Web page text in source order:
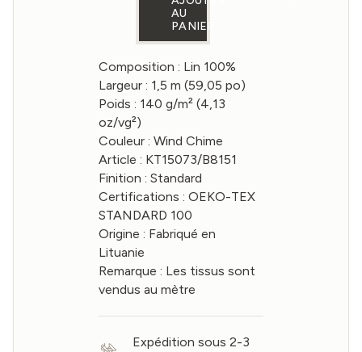
AU
PANIER
Composition : Lin 100%
Largeur : 1,5 m (59,05 po)
Poids : 140 g/m² (4,13
oz/vg²)
Couleur : Wind Chime
Article : KT15073/B8151
Finition : Standard
Certifications : OEKO-TEX
STANDARD 100
Origine : Fabriqué en
Lituanie
Remarque : Les tissus sont
vendus au mètre
Expédition sous 2-3